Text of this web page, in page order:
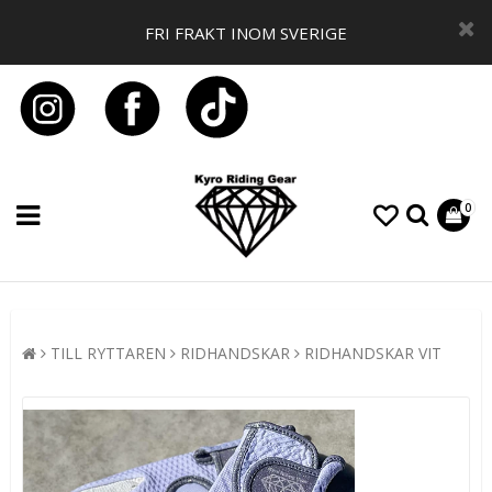
FRI FRAKT INOM SVERIGE
0
TILL RYTTAREN RIDHANDSKAR RIDHANDSKAR VIT